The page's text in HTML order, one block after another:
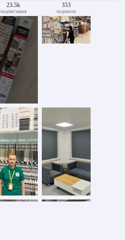
23.5k
подписчиков
353
подписок